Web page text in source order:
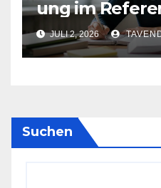
ung im
JULI 2, 2026
Suchen